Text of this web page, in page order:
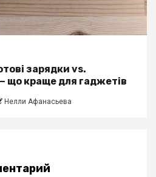
зарядки vs.
що краще для гаджетів
Нелли Афанасьева